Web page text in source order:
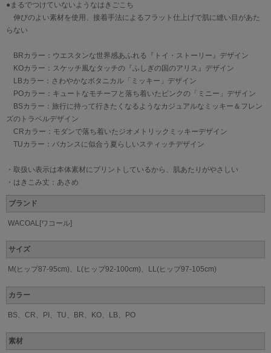
●まるでつけていないようなはきごこち
伸びのよい素材を使用、接着手法によるフラット仕上げで肌に縫い目があた
らない
BRカラー：ウエスタンな世界感あふれる『トイ・ストーリー』デザイン
KOカラー：スケッチ風なタッチの『ふしぎの国のアリス』デザイン
LBカラー：さわやかなボタニカル「ミッキー」デザイン
POカラー：キュートなモチーフと落ち着いたピンクの「ミニー」デザイン
BSカラー：旅行に持って行きたくなるようなカジュアルなミッキー＆フレン
ズのトラベルデザイン
CRカラー：モダンで落ち着いたジオメトリックミッキーデザイン
TUカラー：バカンスに似合う夏らしいスティッチデザイン
・取扱い表示は本体素材にプリントしているから、肌あたりがやさしい
・はきこみ丈：あさめ
ブランド
WACOAL[ワコール]
サイズ
M(ヒップ87-95cm)、L(ヒップ92-100cm)、LL(ヒップ97-105cm)
カラー
BS、CR、PI、TU、BR、KO、LB、PO
素材